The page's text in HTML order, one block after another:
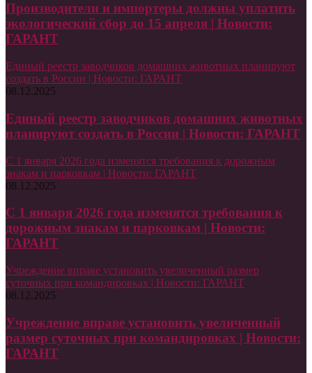
Производители и импортеры должны уплатить
экологический сбор до 15 апреля | Новости:
ГАРАНТ
Единый реестр заводчиков домашних животных планируют
создать в России | Новости: ГАРАНТ
08.12.2025
Единый реестр заводчиков домашних животных
планируют создать в России | Новости: ГАРАНТ
С 1 января 2026 года изменятся требования к дорожным
знакам и парковкам | Новости: ГАРАНТ
08.12.2025
С 1 января 2026 года изменятся требования к
дорожным знакам и парковкам | Новости:
ГАРАНТ
Учреждение вправе установить увеличенный размер
суточных при командировках | Новости: ГАРАНТ
08.12.2025
Учреждение вправе установить увеличенный
размер суточных при командировках | Новости:
ГАРАНТ